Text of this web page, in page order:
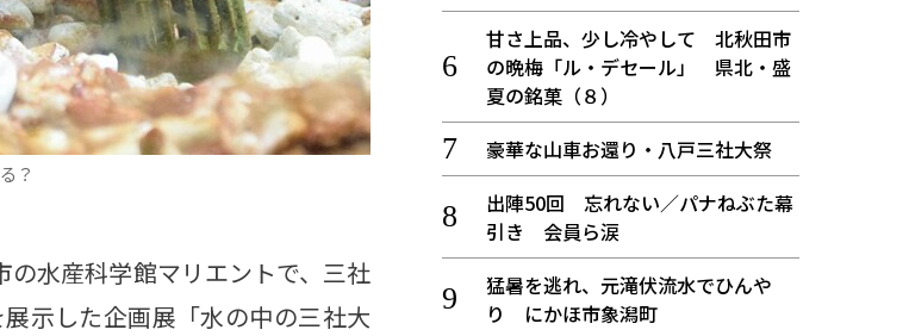
？
水産科学館マリエントで、三社
示した企画展「水の中の三社大
甘さ上品、少し冷やして 北秋田市
の晩梅「ル・デセール」 県北・盛
夏の銘菓（８）
豪華な山車お還り・八戸三社大祭
出陣50回 忘れない／パナねぶた幕
引き 会員ら涙
猛暑を逃れ、元滝伏流水でひんや
り にかほ市象潟町